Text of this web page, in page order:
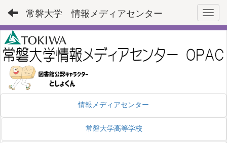
常磐大学 情報メディアセンター
情報メディアセンター
常磐大学高等学校